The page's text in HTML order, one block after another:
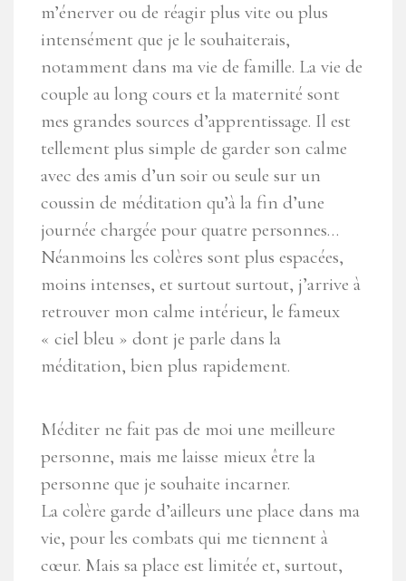
m’énerver ou de réagir plus vite ou plus
intensément que je le souhaiterais,
notamment dans ma vie de famille. La vie de
couple au long cours et la maternité sont
mes grandes sources d’apprentissage. Il est
tellement plus simple de garder son calme
avec des amis d’un soir ou seule sur un
coussin de méditation qu’à la fin d’une
journée chargée pour quatre personnes…
Néanmoins les colères sont plus espacées,
moins intenses, et surtout surtout, j’arrive à
retrouver mon calme intérieur, le fameux
« ciel bleu » dont je parle dans la
méditation, bien plus rapidement.
Méditer ne fait pas de moi une meilleure
personne, mais me laisse mieux être la
personne que je souhaite incarner.
La colère garde d’ailleurs une place dans ma
vie, pour les combats qui me tiennent à
cœur. Mais sa place est limitée et, surtout,